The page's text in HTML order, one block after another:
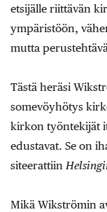
etsijälle riittävän
ympäristöön,
mutta
Tästä heräsi
somevöyhötys
kirkon työntekijät
edustavat. Se on
siteerattiin
Mikä Wikströmin